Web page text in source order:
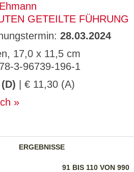
GETEILTE FÜHRUNG
28.03.2024
17,0 x 11,5 cm
3-96739-196-1
| € 11,30 (A)
ERGEBNISSE
91 BIS 110 VON 990